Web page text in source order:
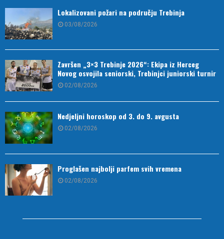
Lokalizovani požari na području Trebinja
03/08/2026
Završen „3×3 Trebinje 2026“: Ekipa iz Herceg
Novog osvojila seniorski, Trebinjci juniorski turnir
02/08/2026
Nedjeljni horoskop od 3. do 9. avgusta
02/08/2026
Proglašen najbolji parfem svih vremena
02/08/2026